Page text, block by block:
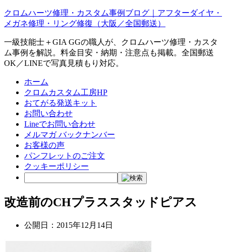
クロムハーツ修理・カスタム事例ブログ｜アフターダイヤ・
メガネ修理・リング修復（大阪／全国郵送）
一級技能士＋GIA GGの職人が、クロムハーツ修理・カスタ
ム事例を解説。料金目安・納期・注意点も掲載。全国郵送
OK／LINEで写真見積もり対応。
ホーム
クロムカスタム工房HP
おてがる発送キット
お問い合わせ
Lineでお問い合わせ
メルマガ バックナンバー
お客様の声
パンフレットのご注文
クッキーポリシー
改造前のCHプラススタッドピアス
公開日： 2015年12月14日